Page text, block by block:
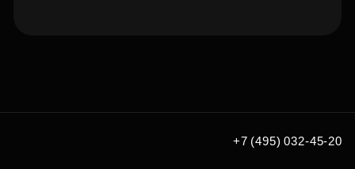
+7 (495) 032-45-20